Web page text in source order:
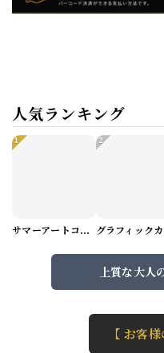
人気ランキング
1
サマーアートコーデセット（5パターン） M1048
2
上質な大人
【 お客